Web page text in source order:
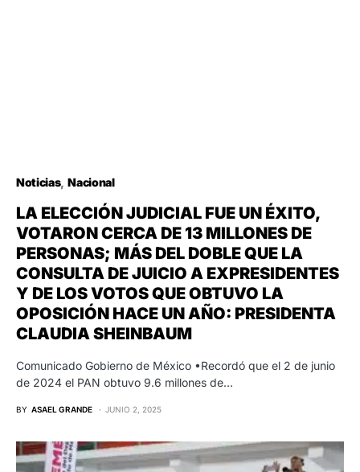
Noticias Nacional
LA ELECCIÓN JUDICIAL FUE UN ÉXITO,
VOTARON CERCA DE 13 MILLONES DE
PERSONAS; MÁS DEL DOBLE QUE LA
CONSULTA DE JUICIO A EXPRESIDENTES
Y DE LOS VOTOS QUE OBTUVO LA
OPOSICIÓN HACE UN AÑO: PRESIDENTA
CLAUDIA SHEINBAUM
Comunicado Gobierno de México •Recordó que el 2 de junio
de 2024 el PAN obtuvo 9.6 millones de…
BY ASAEL GRANDE JUNIO 2, 2025